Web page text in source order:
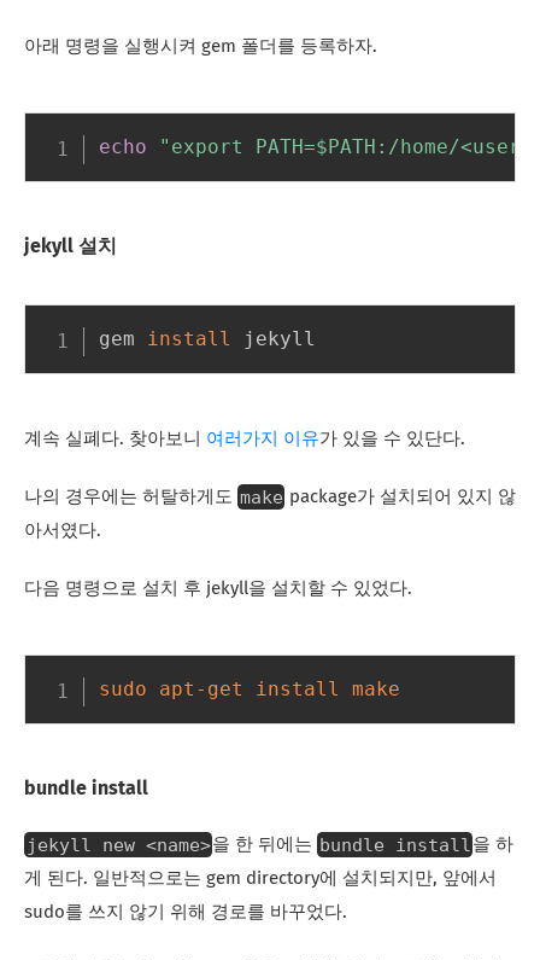
아래 명령을 실행시켜 gem 폴더를 등록하자.
echo "export PATH=$PATH :/home/
jekyll 설치
gem install
계속 실폐다. 찾아보니 여러가지 이유가 있을 수 있단다.
나의 경우에는 허탈하게도 make package가 설치되어 있지 않
아서였다.
다음 명령으로 설치 후 jekyll을 설치할 수 있었다.
sudo apt-get install make
bundle install
jekyll new <name>을 한 뒤에는 bundle install 을 하
게 된다. 일반적으로는 gem directory에 설치되지만, 앞에서
sudo를 쓰지 않기 위해 경로를 바꾸었다.